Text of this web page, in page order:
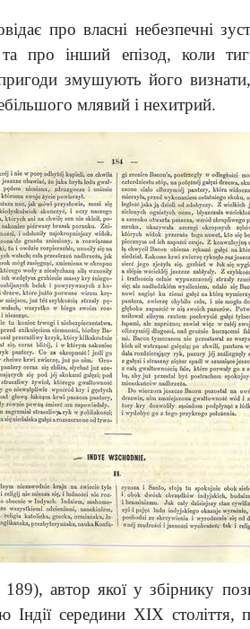
про власні небезпечні
про інший епізод, коли
змушують його
млявий і нехитрий.
автор якої у збірнику
Індії середини XIX